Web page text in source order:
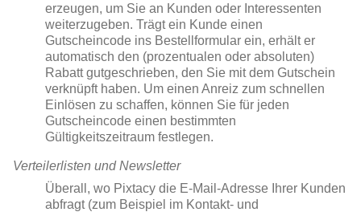
erzeugen, um Sie an Kunden oder Interessenten
weiterzugeben. Trägt ein Kunde einen
Gutscheincode ins Bestellformular ein, erhält er
automatisch den (prozentualen oder absoluten)
Rabatt gutgeschrieben, den Sie mit dem Gutschein
verknüpft haben. Um einen Anreiz zum schnellen
Einlösen zu schaffen, können Sie für jeden
Gutscheincode einen bestimmten
Gültigkeitszeitraum festlegen.
Verteilerlisten und Newsletter
Überall, wo Pixtacy die E-Mail-Adresse Ihrer Kunden
abfragt (zum Beispiel im Kontakt- und